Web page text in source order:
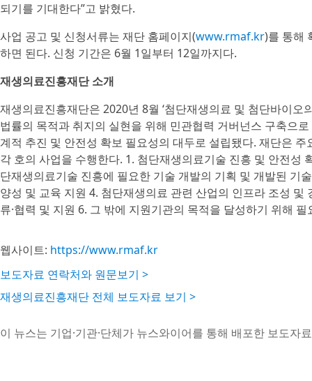
되기를 기대한다”고 밝혔다.
사업 공고 및 신청서류는 재단 홈페이지(www.rmaf.kr)를 통해
하면 된다. 신청 기간은 6월 1일부터 12일까지다.
재생의료진흥재단 소개
재생의료진흥재단은 2020년 8월 ‘첨단재생의료 및 첨단바이오
법률의 목적과 취지의 실현을 위해 민관협력 거버넌스 구축으
계적 추진 및 안전성 확보 필요성의 대두로 설립됐다. 재단은
각 호의 사업을 수행한다. 1. 첨단재생의료기술 진흥 및 안전성
단재생의료기술 진흥에 필요한 기술 개발의 기획 및 개발된 기
양성 및 교육 지원 4. 첨단재생의료 관련 산업의 인프라 조성
류·협력 및 지원 6. 그 밖에 지원기관의 목적을 달성하기 위해 필
웹사이트: https://www.rmaf.kr
보도자료 연락처와 원문보기 >
재생의료진흥재단 전체 보도자료 보기 >
이 뉴스는 기업·기관·단체가 뉴스와이어를 통해 배포한 보도자